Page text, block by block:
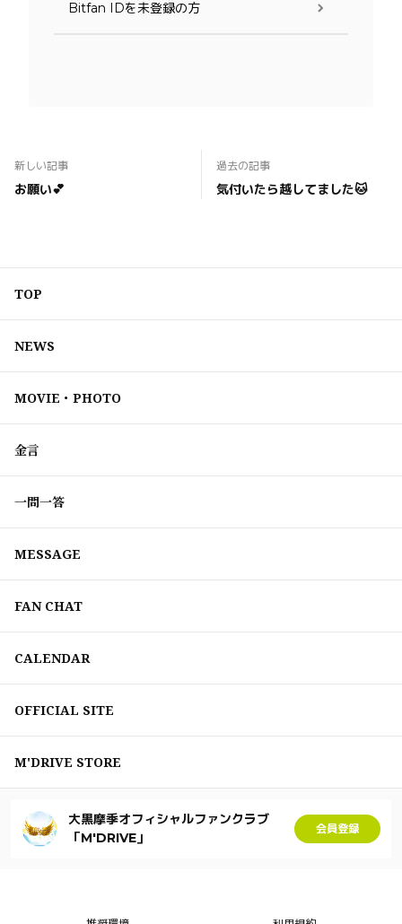
Bitfan IDを未登録の方
新しい記事
お願い💕
過去の記事
気付いたら越してました🐱
TOP
NEWS
MOVIE・PHOTO
金言
一問一答
MESSAGE
FAN CHAT
CALENDAR
OFFICIAL SITE
M'DRIVE STORE
大黒摩季オフィシャルファンクラブ
「M'DRIVE」
会員登録